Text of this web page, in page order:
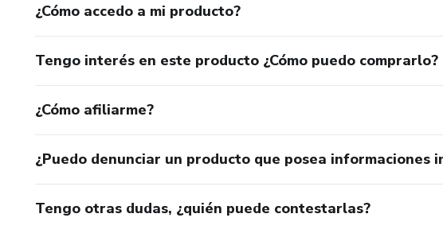
¿Cómo accedo a mi producto?
Tengo interés en este producto ¿Cómo puedo comprarlo?
¿Cómo afiliarme?
¿Puedo denunciar un producto que posea informaciones
Tengo otras dudas, ¿quién puede contestarlas?